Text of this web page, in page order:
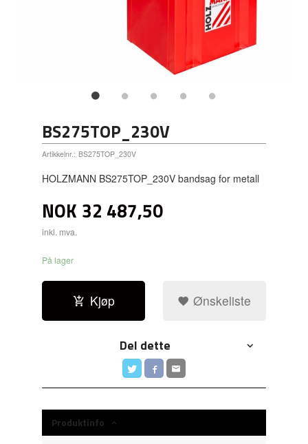
BS275TOP_230V
Artikkelnr.: BS275TOP_230V
HOLZMANN BS275TOP_230V bandsag for metall
NOK 32 487,50
inkl. mva.
På lager
Kjøp Ønskeliste
Del dette
Produktinfo